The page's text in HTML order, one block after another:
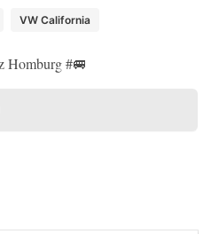
VW California